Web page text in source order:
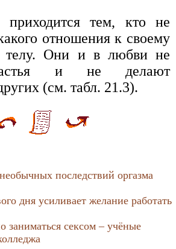
приходится тем, кто не
отношения к своему
телу. Они и в любви не
и не делают
(см. табл. 21.3).
последствий оргазма
дня усиливает желание работать
заниматься сексом – учёные